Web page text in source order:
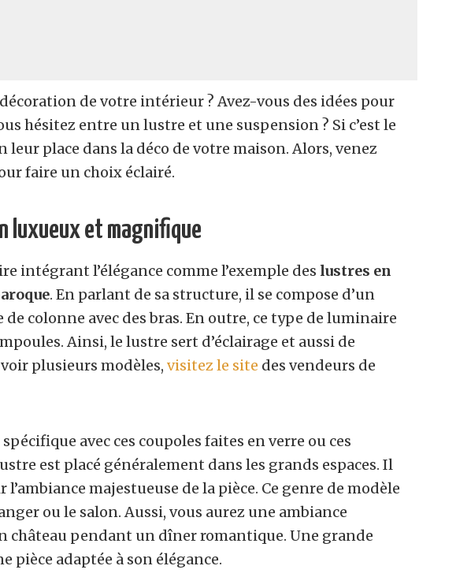
de votre intérieur ? Avez-vous des idées pour
hésitez entre un lustre et une suspension ? Si c’est le
leur place dans la déco de votre maison. Alors, venez
faire un choix éclairé.
luxueux et magnifique
intégrant l’élégance comme l’exemple des lustres en
. En parlant de sa structure, il se compose d’un
colonne avec des bras. En outre, ce type de luminaire
Ainsi, le lustre sert d’éclairage et aussi de
plusieurs modèles, visitez le site des vendeurs de
avec ces coupoles faites en verre ou ces
est placé généralement dans les grands espaces. Il
majestueuse de la pièce. Ce genre de modèle
ou le salon. Aussi, vous aurez une ambiance
château pendant un dîner romantique. Une grande
pièce adaptée à son élégance.